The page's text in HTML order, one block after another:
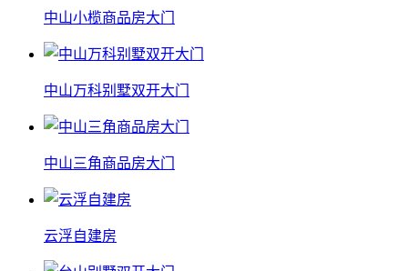
中山小榄商品房大门
中山万科别墅双开大门
中山三角商品房大门
云浮自建房